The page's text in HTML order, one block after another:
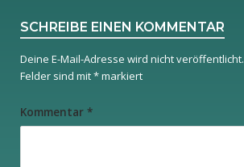
SCHREIBE EINEN KOMMENTAR
Deine E-Mail-Adresse wird nicht veröffentlicht.
Felder sind mit*markiert
Kommentar *